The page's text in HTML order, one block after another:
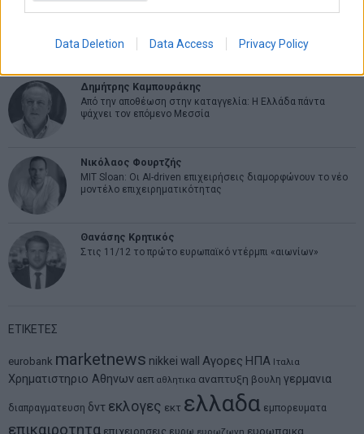
Data Deletion Data Access Privacy Policy
Σταματίνα Σταματάκου
Δημήτρης Καμπουράκης
Από την αποθέωση στην καταγγελία: Η Ελλάδα πάντα
ψάχνει τον επόμενο Μεσσία
Νικόλαος Φουρτζής
MIT Sloan: Οι AI-driven επιχειρήσεις διαμορφώνουν το νέο
μοντέλο επιχειρηματικότητας
Θανάσης Κρητικός
Στις 11/12 το πρώτο ευρωπαϊκό ντέρμπι «αιωνίων»
ΕΤΙΚΕΤΕΣ
eurobank marketnews nikkei wall Αγορες ΗΠΑ Ιταλια
Χρηματιστηριο Αθηνων αεπ αθλητικα αναπτυξη βουλη γερμανια
διαπραγματευση δντ εκλογες εκτ ελλαδα εμπορευματα
επικαιροτητα επιχειρησεις
ευρωπαικα